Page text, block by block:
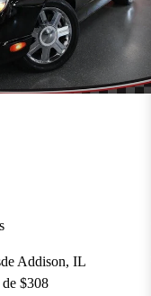
Addison, IL
$308